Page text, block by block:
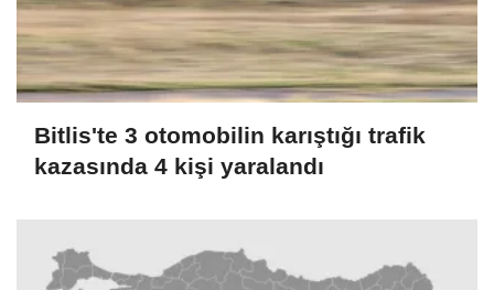
Bitlis'te 3 otomobilin karıştığı trafik
kazasında 4 kişi yaralandı